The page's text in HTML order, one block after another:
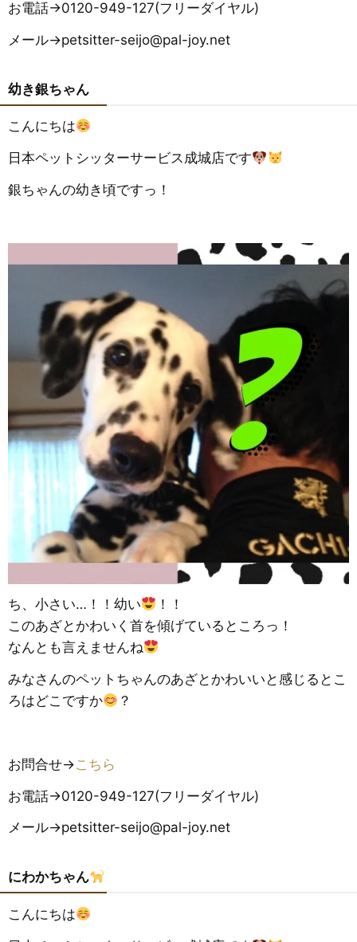
お電話→0120-949-127(フリーダイヤル)
メール→petsitter-seijo@pal-joy.net
幼き銀ちゃん
こんにちは
日本ペットシッターサービス成城店です
銀ちゃんの幼き頃ですっ！
ち、小さい…！！幼い
！！
このあざとかわいく首を傾げているところっ！
なんとも言えませんね
みなさんのペットちゃんのあざとかわいいと感じるとこ
ろはどこですか
？
お問合せ→こちら
お電話→0120-949-127(フリーダイヤル)
メール→petsitter-seijo@pal-joy.net
にわかちゃん
こんにちは